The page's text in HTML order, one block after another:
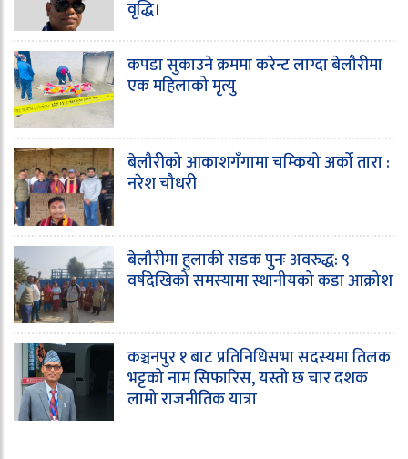
वृद्धि।
कपडा सुकाउने क्रममा करेन्ट लाग्दा बेलौरीमा
एक महिलाको मृत्यु
बेलौरीको आकाशगँगामा चम्कियो अर्को तारा :
नरेश चौधरी
बेलौरीमा हुलाकी सडक पुनः अवरुद्ध: ९
वर्षदेखिको समस्यामा स्थानीयको कडा आक्रोश
कञ्चनपुर १ बाट प्रतिनिधिसभा सदस्यमा तिलक
भट्टको नाम सिफारिस, यस्तो छ चार दशक
लामो राजनीतिक यात्रा